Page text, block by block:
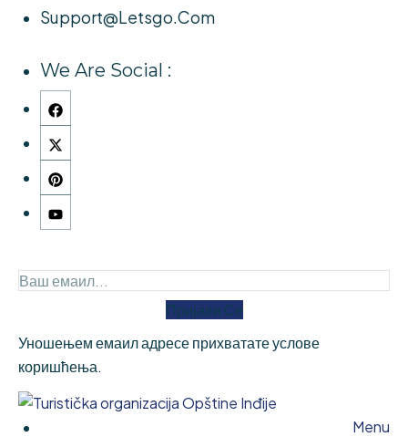
Support@letsgo.com
We Are Social :
Пријави Се
Уношењем емаил адресе прихватате услове
коришћења.
Menu